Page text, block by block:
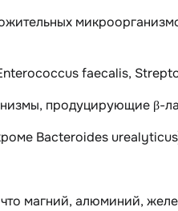
faecalis,
продуцирующие β-
Bacteroides
магний, алюминий,